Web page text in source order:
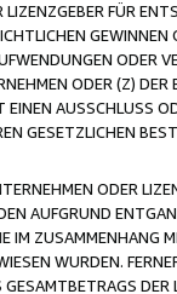
FÜR
ODER
ODER (Z)
AUSSCHLUSS
GESETZLICHEN
ODER
AUFGRUND
IM ZUSAMMENHANG
WURDEN.
GESAMTBETRAGS